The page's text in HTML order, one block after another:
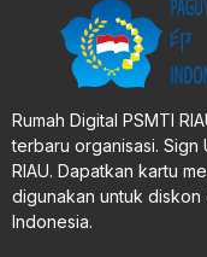
Rumah Digital PSMTI
terbaru organisasi. Sign
RIAU. Dapatkan kartu
digunakan untuk
Indonesia.